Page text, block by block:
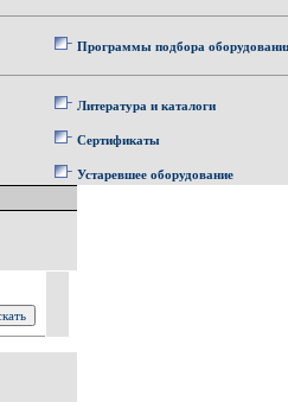
Программы подбора
Литература и каталоги
Сертификаты
Устаревшее оборудование